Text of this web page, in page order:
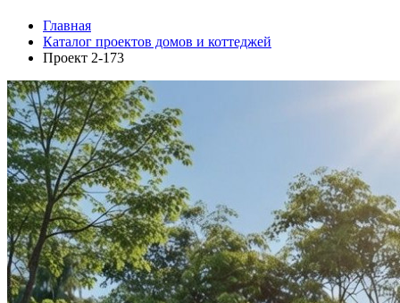
Главная
Каталог проектов домов и коттеджей
Проект 2-173